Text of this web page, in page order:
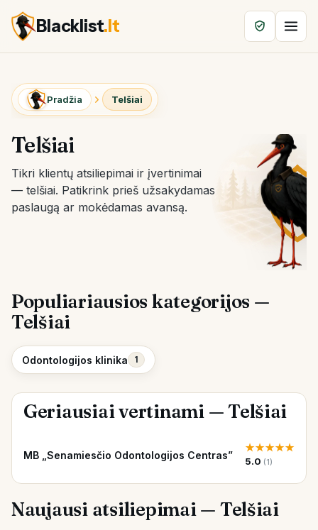
Blacklist.lt
Pradžia Telšiai
Telšiai
Tikri klientų atsiliepimai ir įvertinimai
— telšiai. Patikrink prieš užsakydamas
paslaugą ar mokėdamas avansą.
Populiariausios kategorijos —
Telšiai
Odontologijos klinika 1
Geriausiai vertinami — Telšiai
MB „Senamiesčio Odontologijos Centras”
★★★★★
5.0 (1)
Naujausi atsiliepimai — Telšiai